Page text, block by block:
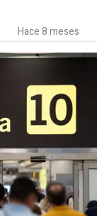
Hace 8 meses